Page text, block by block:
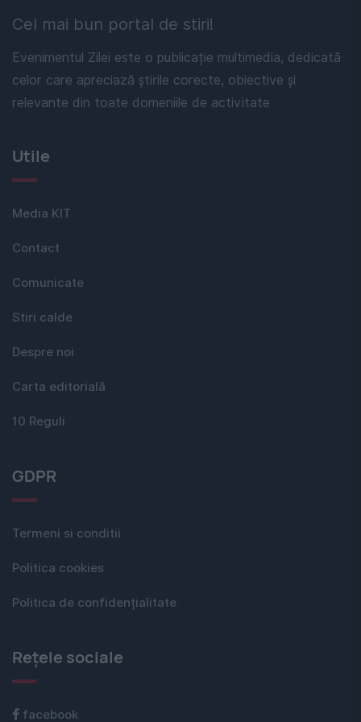
Cel mai bun portal de stiri!
Evenimentul Zilei este o publicație multimedia, dedicată
celor care apreciază știrile corecte, obiective și
relevante din toate domeniile de activitate
Utile
Media KIT
Contact
Comunicate
Stiri calde
Despre noi
Carta editorială
10 Reguli
GDPR
Termeni si conditii
Politica cookies
Politica de confidențialitate
Rețele sociale
facebook